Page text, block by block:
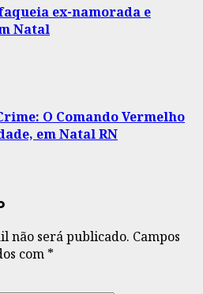
ex-namorada e
Natal
O Comando Vermelho
em Natal RN
não será publicado. Campos
com *